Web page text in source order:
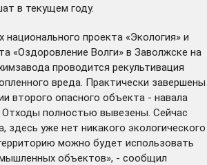
в текущем году.
национального проекта «Экология» и
«Оздоровление Волги» в Заволжске на
проводится рекультивация
вреда. Практически завершены
второго опасного объекта - навала
Отходы полностью вывезены. Сейчас
здесь уже нет никакого экологического
можно будет использовать
объектов», - сообщил